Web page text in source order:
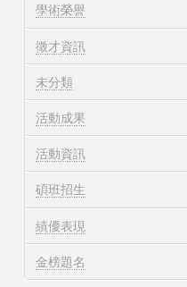
學術榮譽
徵才資訊
未分類
活動成果
活動資訊
碩班招生
績優表現
金榜題名